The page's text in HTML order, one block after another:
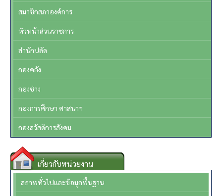
สมาชิกสภาองค์การ
หัวหน้าส่วนราชการ
สำนักปลัด
กองคลัง
กองช่าง
กองการศึกษา ศาสนาฯ
กองสวัสดิการสังคม
เกี่ยวกับหน่วยงาน
สภาพทั่วไปและข้อมูลพื้นฐาน